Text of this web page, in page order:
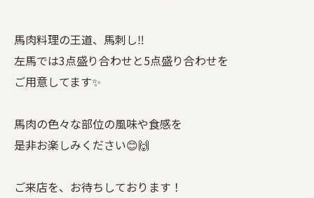
馬肉料理の王道、馬刺し‼︎
左馬では3点盛り合わせと5点盛り合わせを
ご用意してます✨
馬肉の色々な部位の風味や食感を
是非お楽しみください😊🙌
ご来店を、お待ちしております！